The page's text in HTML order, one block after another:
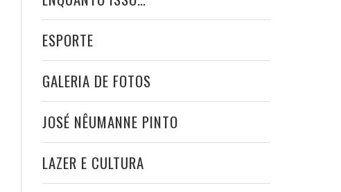
ESPORTE
GALERIA DE FOTOS
JOSÉ NÊUMANNE PINTO
LAZER E CULTURA